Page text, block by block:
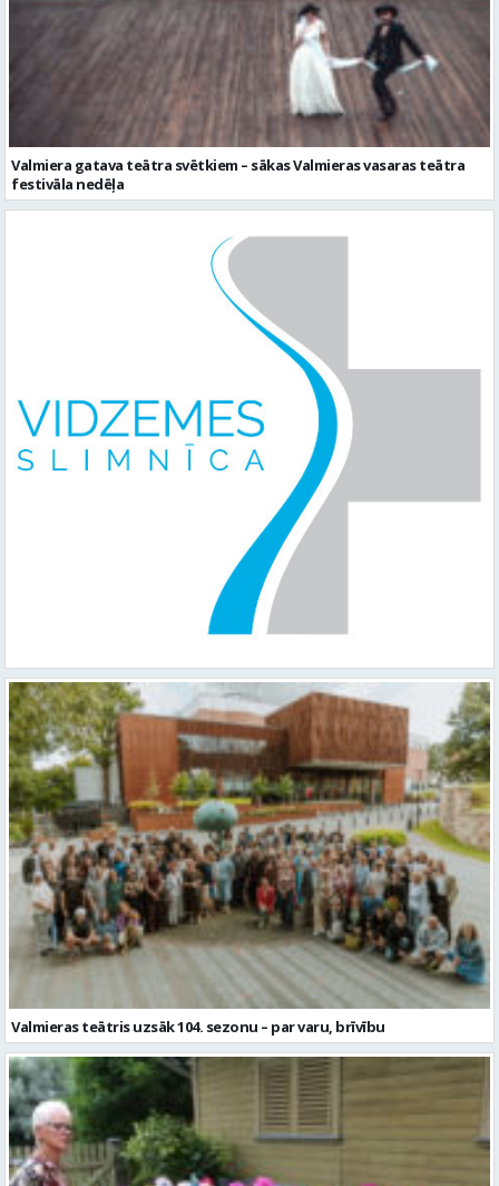
Valmiera gatava teātra svētkiem – sākas Valmieras vasaras teātra
festivāla nedēļa
Valmieras teātris uzsāk 104. sezonu – par varu, brīvību